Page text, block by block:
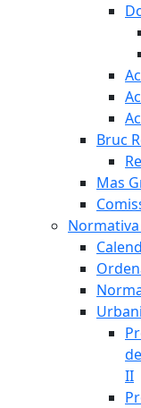
Bruc
Mas
II